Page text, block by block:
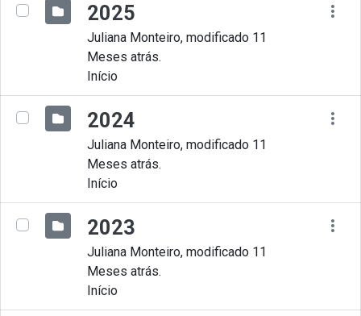
2025
Juliana Monteiro, modificado 11
Meses atrás.
Início
2024
Juliana Monteiro, modificado 11
Meses atrás.
Início
2023
Juliana Monteiro, modificado 11
Meses atrás.
Início